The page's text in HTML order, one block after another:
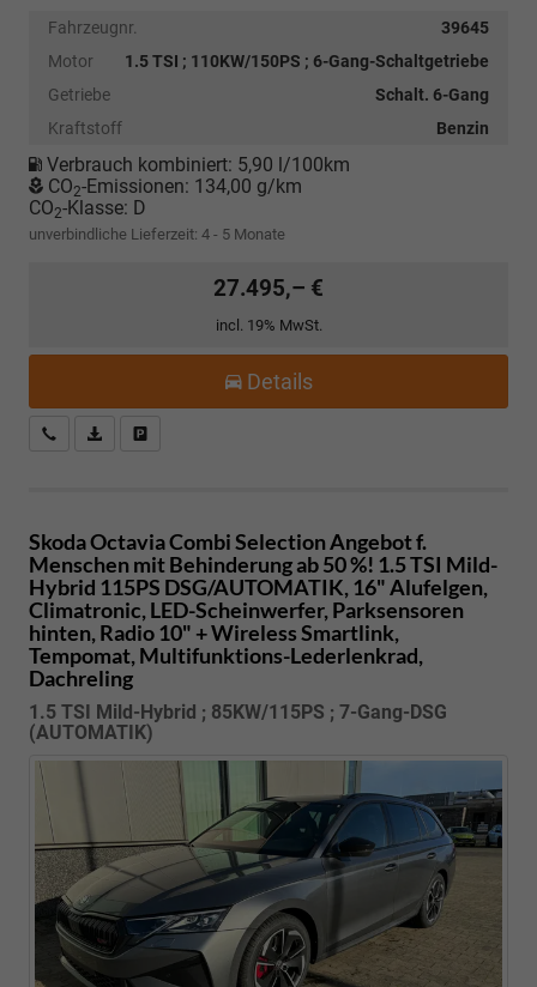
Fahrzeugnr.
39645
Motor
1.5 TSI ; 110KW/150PS ; 6-Gang-Schaltgetriebe
Getriebe
Schalt. 6-Gang
Kraftstoff
Benzin
Verbrauch kombiniert: 5,90 l/100km
CO2-Emissionen: 134,00 g/km
CO2-Klasse: D
unverbindliche Lieferzeit: 4 - 5 Monate
27.495,– €
incl. 19% MwSt.
Details
Kostenloser Rückruf-Service
PDF-Datei, Fahrzeugexposé drucken
Skoda Octavia CombiSelection Angebot f.
Menschen mit Behinderung ab 50 %! 1.5 TSI Mild-
Hybrid 115PS DSG/AUTOMATIK, 16" Alufelgen,
Climatronic, LED-Scheinwerfer, Parksensoren
hinten, Radio 10" + Wireless Smartlink,
Tempomat, Multifunktions-Lederlenkrad,
Dachreling
1.5 TSI Mild-Hybrid ; 85KW/115PS ; 7-Gang-DSG
(AUTOMATIK)